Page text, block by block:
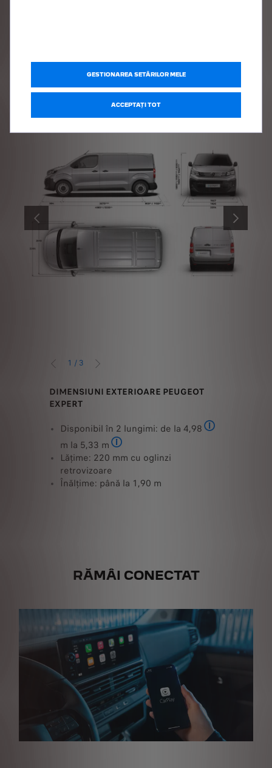
DIMENSIONS
ANTERIOR
1 / 3
DIMENSIUNI EXTERIOARE PEUGEOT
EXPERT
Disponibil în 2 lungimi: de la 4,98
m la 5,33 m
Lung
Lățime: 220 mm cu oglinzi
retrovizoare
Înălțime: până la 1,90 m
RĂMÂI CONECTAT
GESTIONAREA SETĂRILOR MELE
ACCEPTAȚI TOT